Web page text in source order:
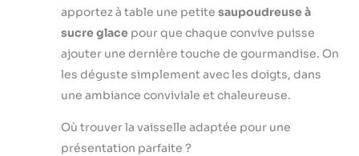
cuisine avec un
efficace et
élégant.
Disponible en 5
couleurs
s’adapter à votre
coupe pâte
pâtisserie, cette
roulette pâtisserie
permet de
travailler pâte
feuilletée, pâte
sablée et pâte à
biscuits. La roue
apportez à table une petite saupoudreuse à
sucre glace pour que chaque convive puisse
ajouter une dernière touche de gourmandise. On
les déguste simplement avec les doigts, dans
une ambiance conviviale et chaleureuse.
Où trouver la vaisselle adaptée pour une
présentation parfaite ?